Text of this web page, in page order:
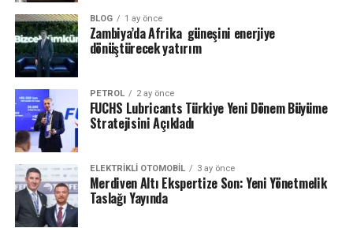
BLOG 1 ay önce
Zambiya’da Afrika güneşini enerjiye
dönüştürecek yatırım
PETROL 2 ay önce
FUCHS Lubricants Türkiye Yeni Dönem Büyüme
Stratejisini Açıkladı
ELEKTRIKLI OTOMOBIL 3 ay önce
Merdiven Altı Ekspertize Son: Yeni Yönetmelik
Taslağı Yayında